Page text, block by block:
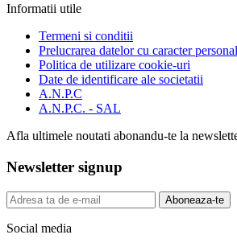
Informatii utile
Termeni si conditii
Prelucrarea datelor cu caracter personal
Politica de utilizare cookie-uri
Date de identificare ale societatii
A.N.P.C
A.N.P.C. - SAL
Afla ultimele noutati abonandu-te la
Newsletter signup
Aboneaza-te
Social media